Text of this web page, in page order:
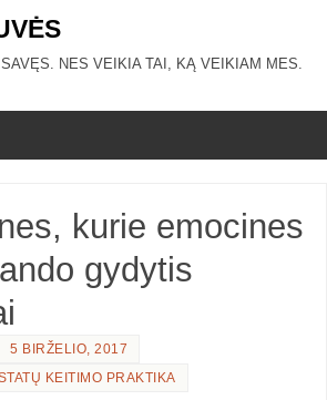
NES VEIKIA TAI, KĄ VEIKIAM MES.
kurie emocines
gydytis
5 BIRŽELIO, 2017
KEITIMO PRAKTIKA